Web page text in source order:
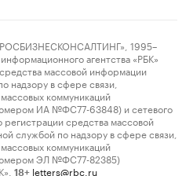
1995–
агентства «РБК»
массовой информации
надзору в сфере связи,
коммуникаций
ИА №ФС77-63848) и сетевого
регистрации средства массовой
службой по надзору в сфере связи,
коммуникаций
ЭЛ №ФС77-82385)
18+ letters@rbc.ru